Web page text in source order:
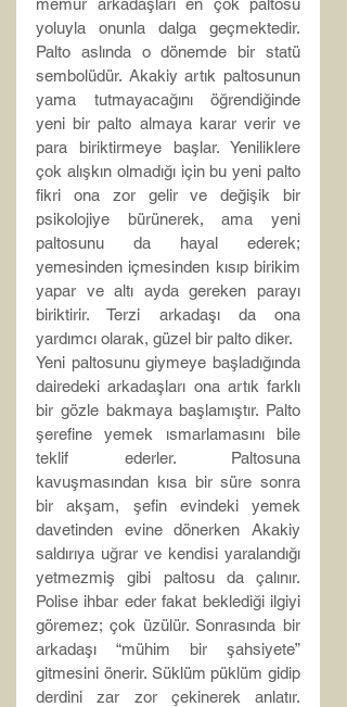
memur arkadaşları en çok paltosu
yoluyla onunla dalga geçmektedir.
Palto aslında o dönemde bir statü
sembolüdür. Akakiy artık paltosunun
yama tutmayacağını öğrendiğinde
yeni bir palto almaya karar verir ve
para biriktirmeye başlar. Yeniliklere
çok alışkın olmadığı için bu yeni palto
fikri ona zor gelir ve değişik bir
psikolojiye bürünerek, ama yeni
paltosunu da hayal ederek;
yemesinden içmesinden kısıp birikim
yapar ve altı ayda gereken parayı
biriktirir. Terzi arkadaşı da ona
yardımcı olarak, güzel bir palto diker.
Yeni paltosunu giymeye başladığında
dairedeki arkadaşları ona artık farklı
bir gözle bakmaya başlamıştır. Palto
şerefine yemek ısmarlamasını bile
teklif ederler. Paltosuna
kavuşmasından kısa bir süre sonra
bir akşam, şefin evindeki yemek
davetinden evine dönerken Akakiy
saldırıya uğrar ve kendisi yaralandığı
yetmezmiş gibi paltosu da çalınır.
Polise ihbar eder fakat beklediği ilgiyi
göremez; çok üzülür. Sonrasında bir
arkadaşı “mühim bir şahsiyete”
gitmesini önerir. Süklüm püklüm gidip
derdini zar zor çekinerek anlatır.